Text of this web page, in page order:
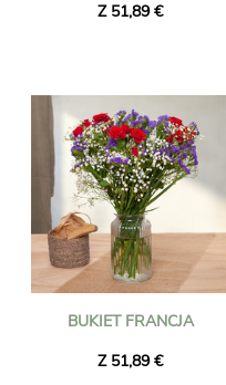
Z 51,89 €
BUKIET FRANCJA
Z 51,89 €